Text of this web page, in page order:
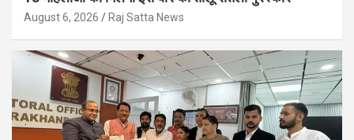
August 6, 2026 Raj Satta News